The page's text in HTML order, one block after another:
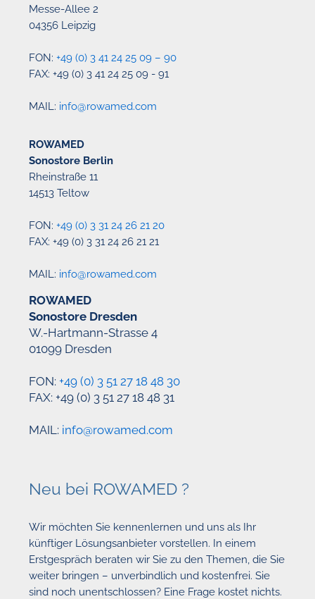
Messe-Allee 2
04356 Leipzig
FON:+49 (0) 3 41 24 25 09 – 90
FAX: +49 (0) 3 41 24 25 09 - 91
MAIL: info@rowamed.com
ROWAMED
Sonostore Berlin
Rheinstraße 11
14513 Teltow
FON:+49 (0) 3 31 24 26 21 20
FAX: +49 (0) 3 31 24 26 21 21
MAIL: info@rowamed.com
ROWAMED
Sonostore Dresden
W.-Hartmann-Strasse 4
01099 Dresden
FON:+49 (0) 3 51 27 18 48 30
FAX: +49 (0) 3 51 27 18 48 31
MAIL: info@rowamed.com
Neu bei ROWAMED ?
Wir möchten Sie kennenlernen und uns als Ihr
künftiger Lösungsanbieter vorstellen. In einem
Erstgespräch beraten wir Sie zu den Themen, die Sie
weiter bringen – unverbindlich und kostenfrei. Sie
sind noch unentschlossen? Eine Frage kostet nichts.